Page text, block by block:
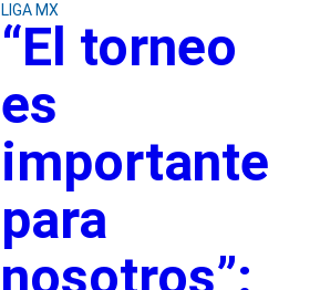
LIGA MX
“El torneo
es
importante
para
nosotros”: